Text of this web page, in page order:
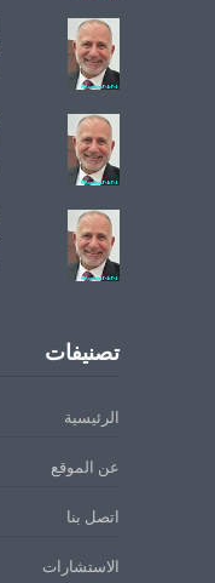
تصنيفات
الرئيسية
عن الموقع
اتصل بنا
الاستشارات